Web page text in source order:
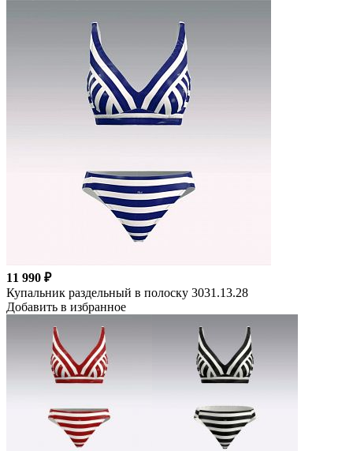
11 990 ₽
Купальник раздельный в полоску 3031.13.28
Добавить в избранное